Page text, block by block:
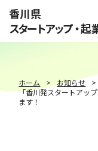
香川県
スタートアップ・起
ホーム
お知らせ
「香川発スタートアッ
ます！